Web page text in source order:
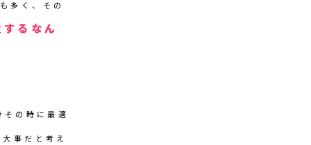
多く、その
るなん
の時に最適
事だと考え